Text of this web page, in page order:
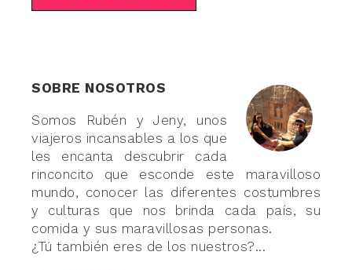
SOBRE NOSOTROS
Somos Rubén y Jeny, unos
viajeros incansables a los que
les encanta descubrir cada
rinconcito que esconde este maravilloso
mundo, conocer las diferentes costumbres
y culturas que nos brinda cada país, su
comida y sus maravillosas personas.
¿Tú también eres de los nuestros?...